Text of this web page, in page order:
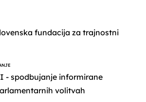
fundacija za trajnostni
- spodbujanje informirane
volitvah